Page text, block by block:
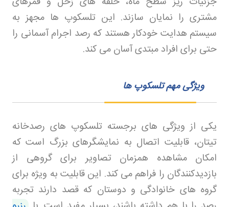
مشتری را نمایان سازند. این تلسکوپ‌ ها مجهز به
سیستم هدایت خودکار هستند که رصد اجرام آسمانی را
حتی برای افراد مبتدی آسان می‌ کند.
ویژگی مهم تلسکوپ ها
یکی از ویژگی‌ های برجسته تلسکوپ‌ های رصدخانه
تیتان، قابلیت اتصال به نمایشگرهای بزرگ است که
امکان مشاهده همزمان تصاویر برای گروهی از
بازدیدکنندگان را فراهم می‌ کند. این قابلیت به ویژه برای
گروه‌ های خانوادگی و دوستان که قصد دارند تجربه